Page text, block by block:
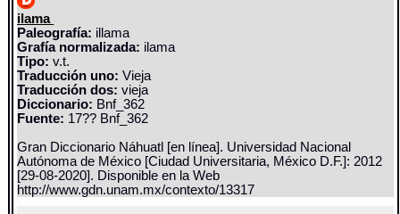
ilama
Paleografía: illama
Grafía normalizada: ilama
Tipo: v.t.
Traducción uno: Vieja
Traducción dos: vieja
Diccionario: Bnf_362
Fuente: 17?? Bnf_362
Gran Diccionario Náhuatl [en línea]. Universidad Nacional
Autónoma de México [Ciudad Universitaria, México D.F.]: 2012
[29-08-2020]. Disponible en la Web
http://www.gdn.unam.mx/contexto/13317